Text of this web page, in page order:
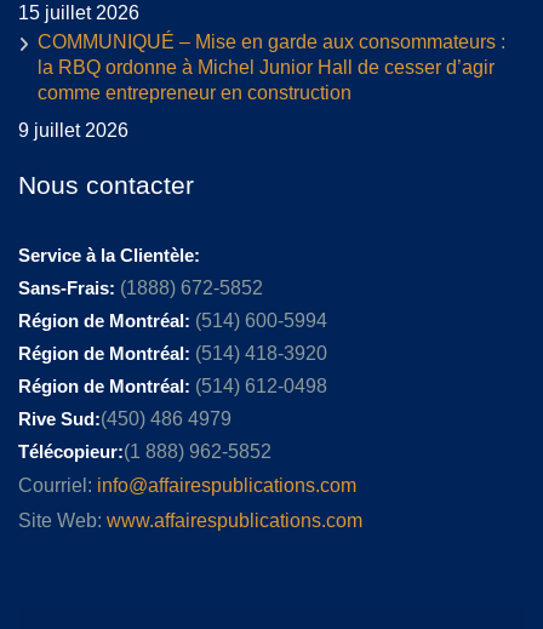
15 juillet 2026
COMMUNIQUÉ – Mise en garde aux consommateurs :
la RBQ ordonne à Michel Junior Hall de cesser d’agir
comme entrepreneur en construction
9 juillet 2026
Nous contacter
Service à la Clientèle:
Sans-Frais: (1888) 672-5852
Région de Montréal: (514) 600-5994
Région de Montréal: (514) 418-3920
Région de Montréal: (514) 612-0498
Rive Sud:(450) 486 4979
Télécopieur:(1 888) 962-5852
Courriel: info@affairespublications.com
Site Web: www.affairespublications.com